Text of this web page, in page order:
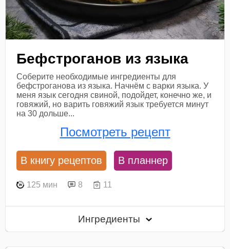
Бефстроганов из языка
Соберите необходимые ингредиенты для
бефстроганова из языка. Начнём с варки языка. У
меня язык сегодня свиной, подойдет, конечно же, и
говяжий, но варить говяжий язык требуется минут
на 30 дольше...
Посмотреть рецепт
В книгу рецептов В планнер
125 мин 8 11
Ингредиенты